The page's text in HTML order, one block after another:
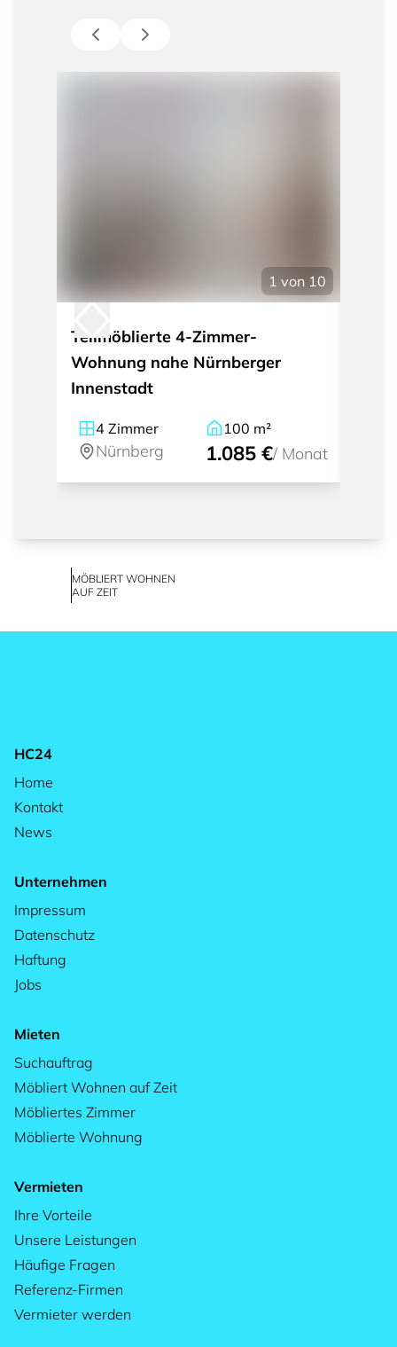
1 von 10
Teilmöblierte 4-Zimmer-
Wohnung nahe Nürnberger
Innenstadt
4 Zimmer
Nürnberg
100 m²
1.085 €/ Monat
MÖBLIERT WOHNEN
AUF ZEIT
HC24
Home
Kontakt
News
Unternehmen
Impressum
Datenschutz
Haftung
Jobs
Mieten
Suchauftrag
Möbliert Wohnen auf Zeit
Möbliertes Zimmer
Möblierte Wohnung
Vermieten
Ihre Vorteile
Unsere Leistungen
Häufige Fragen
Referenz-Firmen
Vermieter werden